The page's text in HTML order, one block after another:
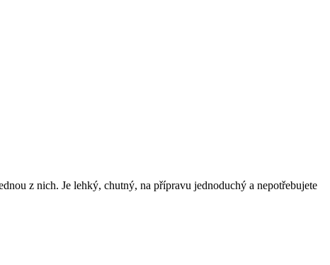
z nich. Je lehký, chutný, na přípravu jednoduchý a nepotřebujete